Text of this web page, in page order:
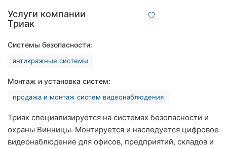
Хмельницкий
Ровно
Киев
Харьков
Услуги компании
Триак
Системы безопасности:
антикражные системы
Монтаж и установка систем:
продажа и монтаж систем видеонаблюдения
Триак специализируется на системах безопасности и
охраны Винницы. Монтируется и наследуется цифровое
видеонаблюдение для офисов, предприятий, складов и